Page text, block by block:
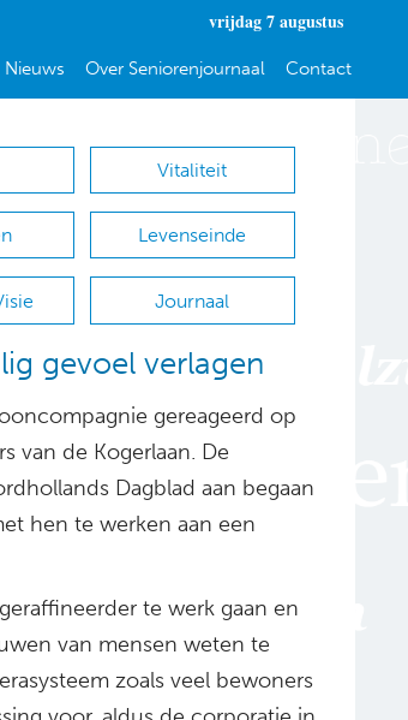
vrijdag 7 augustus
Nieuws Over Seniorenjournaal Contact
Vitaliteit
Levenseinde
Journaal
gevoel verlagen
gereageerd op
van de Kogerlaan. De
Dagblad aan begaan
hen te werken aan een
te werk gaan en
van mensen weten te
zoals veel bewoners